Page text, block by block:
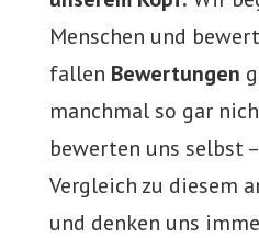
Menschen und
fallen Bewertungen
manchmal so gar
bewerten uns selbst
Vergleich zu diesem
und denken uns